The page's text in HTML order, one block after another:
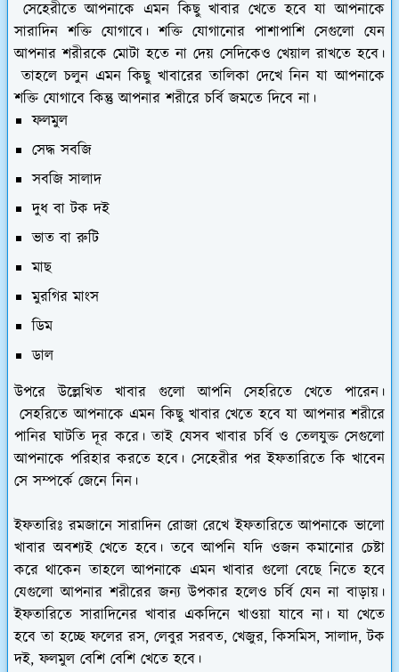
সেহেরীতে আপনাকে এমন কিছু খাবার খেতে হবে যা আপনাকে
সারাদিন শক্তি যোগাবে। শক্তি যোগানোর পাশাপাশি সেগুলো যেন
আপনার শরীরকে মোটা হতে না দেয় সেদিকেও খেয়াল রাখতে হবে।
তাহলে চলুন এমন কিছু খাবারের তালিকা দেখে নিন যা আপনাকে
শক্তি যোগাবে কিন্তু আপনার শরীরে চর্বি জমতে দিবে না।
ফলমুল
সেদ্ধ সবজি
সবজি সালাদ
দুধ বা টক দই
ভাত বা রুটি
মাছ
মুরগির মাংস
ডিম
ডাল
উপরে উল্লেখিত খাবার গুলো আপনি সেহরিতে খেতে পারেন।
সেহরিতে আপনাকে এমন কিছু খাবার খেতে হবে যা আপনার শরীরে
পানির ঘাটতি দূর করে। তাই যেসব খাবার চর্বি ও তেলযুক্ত সেগুলো
আপনাকে পরিহার করতে হবে। সেহেরীর পর ইফতারিতে কি খাবেন
সে সম্পর্কে জেনে নিন।
ইফতারিঃ রমজানে সারাদিন রোজা রেখে ইফতারিতে আপনাকে ভালো
খাবার অবশ্যই খেতে হবে। তবে আপনি যদি ওজন কমানোর চেষ্টা
করে থাকেন তাহলে আপনাকে এমন খাবার গুলো বেছে নিতে হবে
যেগুলো আপনার শরীরের জন্য উপকার হলেও চর্বি যেন না বাড়ায়।
ইফতারিতে সারাদিনের খাবার একদিনে খাওয়া যাবে না। যা খেতে
হবে তা হচ্ছে ফলের রস, লেবুর সরবত, খেজুর, কিসমিস, সালাদ, টক
দই, ফলমুল বেশি বেশি খেতে হবে।